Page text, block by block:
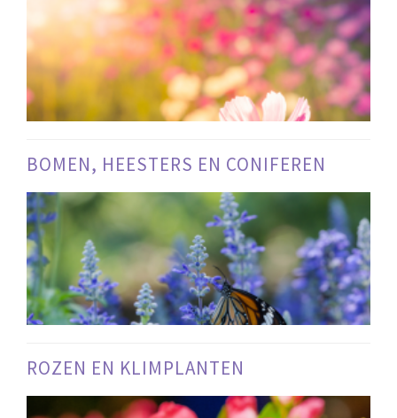
BOMEN, HEESTERS EN CONIFEREN
ROZEN EN KLIMPLANTEN